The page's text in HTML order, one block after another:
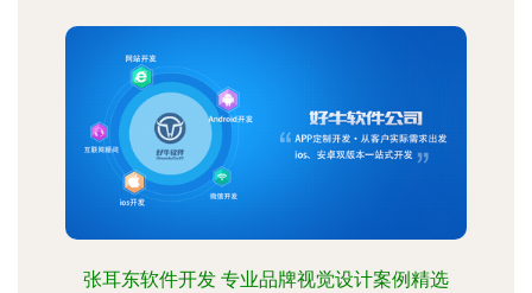
张耳东软件开发 专业品牌视觉设计案例精选